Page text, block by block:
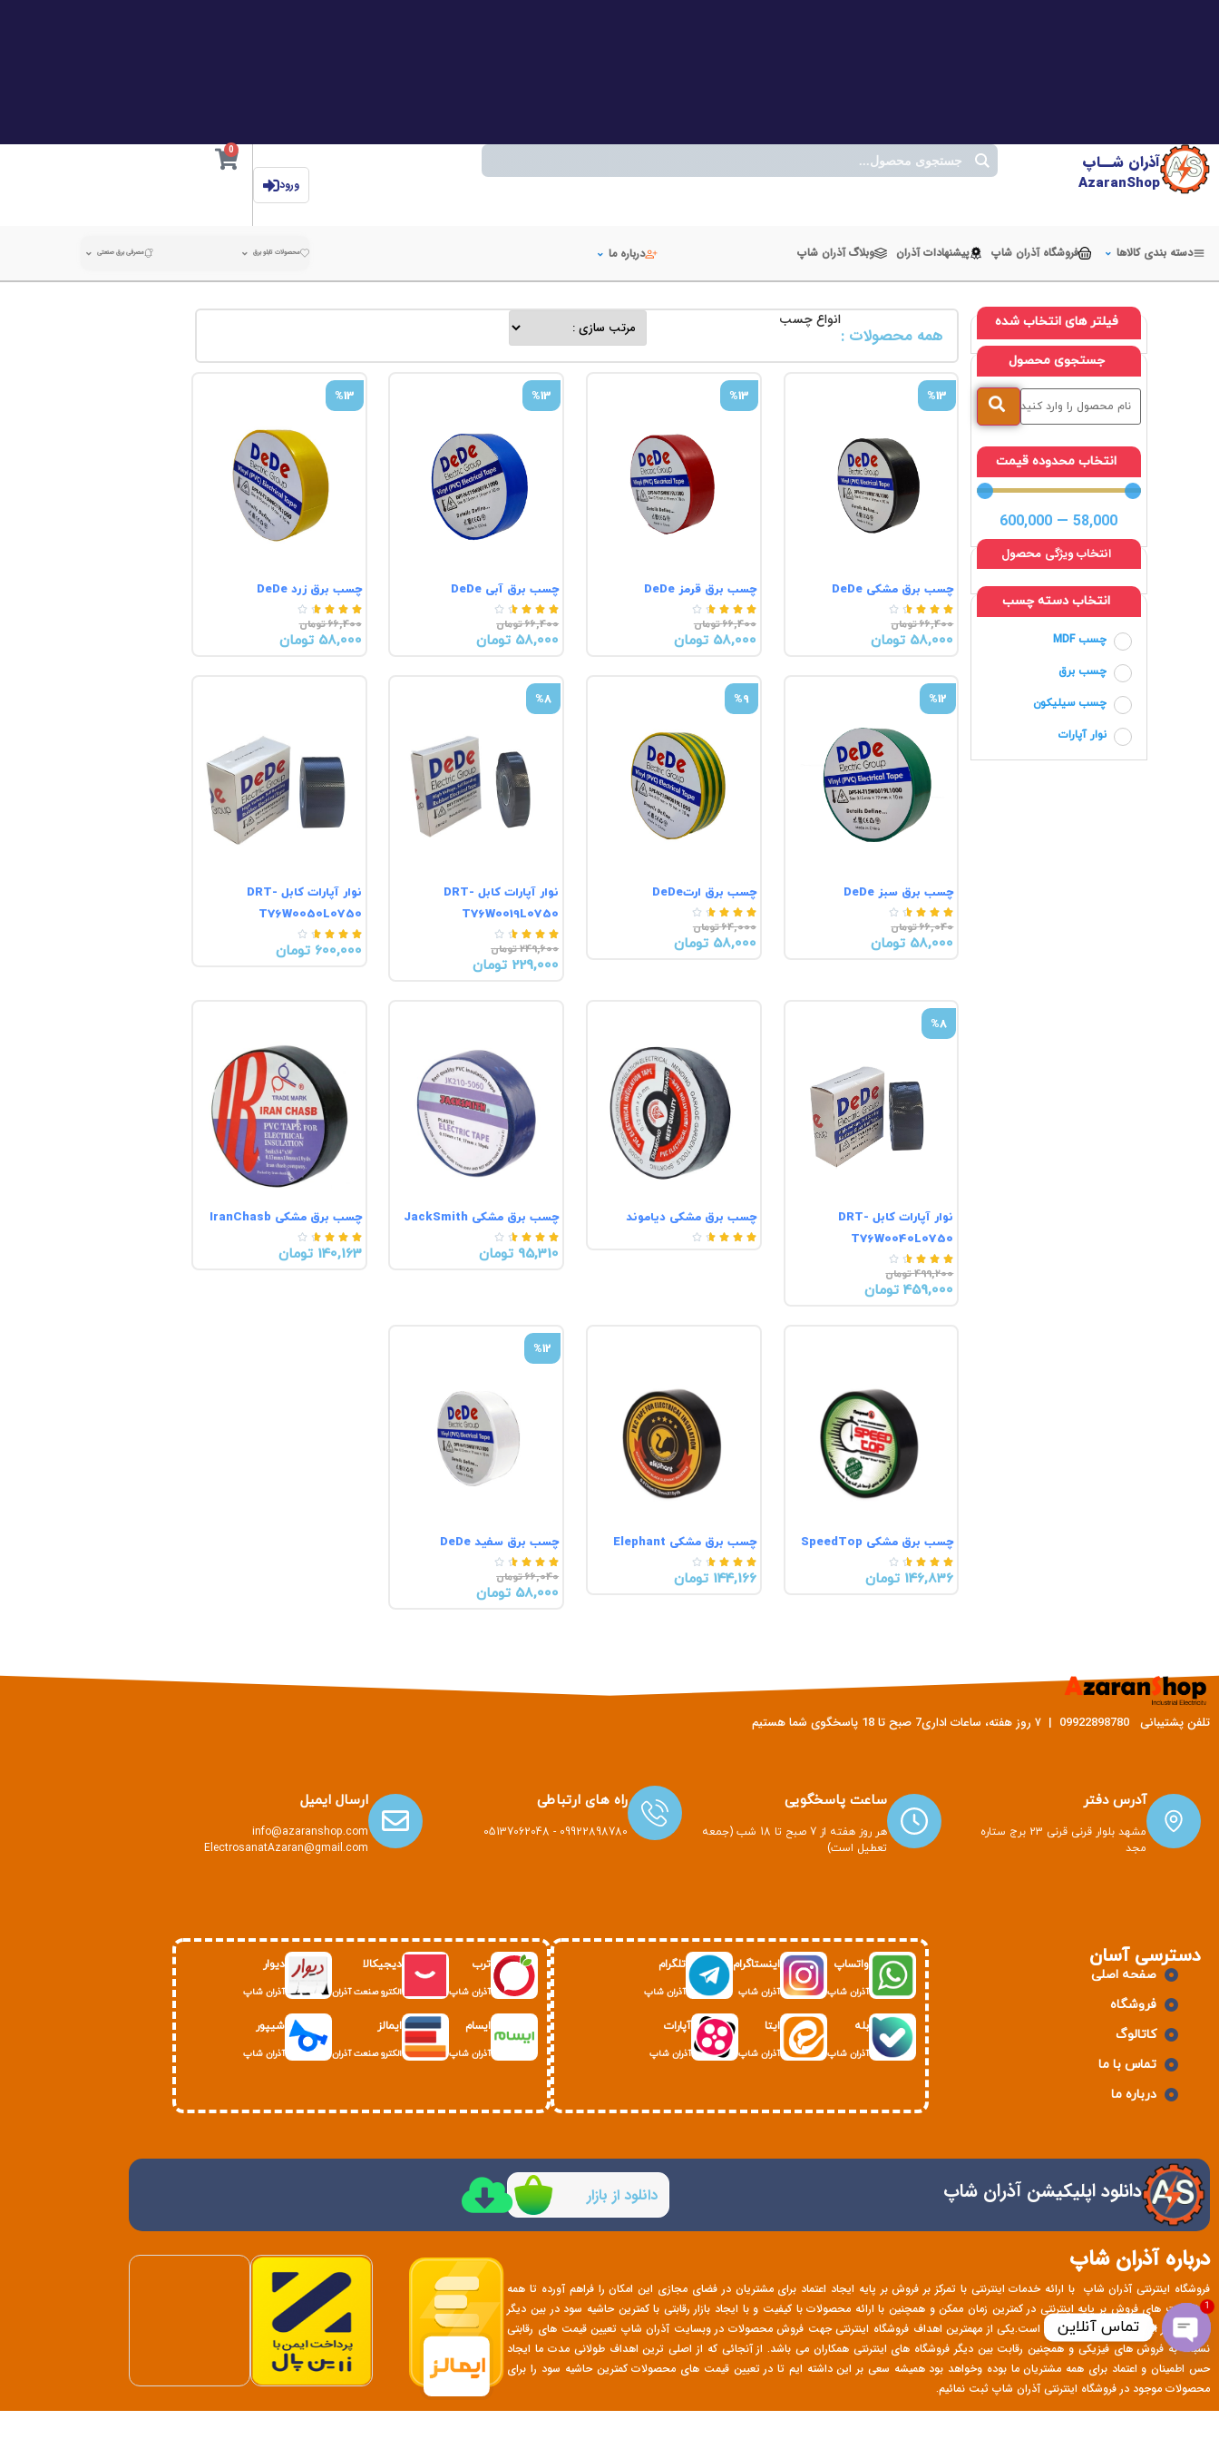
آذران شــاپ
AzaranShop ورود
0
دسته بندی کالاها فروشگاه آذران شاپ پیشنهادات آذران وبلاگ آذران شاپ درباره ما محصولات تابلو برق مصرفی برق صنعتی
فیلتر های انتخاب شده
جستجوی محصول
انتخاب محدوده قیمت
58,000
—
600,000
انتخاب ویژگی محصول
انتخاب دسته چسب
چسب MDF
چسب برق
چسب سیلیکون
نوار آپارات
همه محصولات :
انواع چسب
%13
چسب برق مشکی DeDe





66,400 تومان
58,000 تومان
%13
چسب برق قرمز DeDe





66,400 تومان
58,000 تومان
%13
چسب برق آبی DeDe





66,400 تومان
58,000 تومان
%13
چسب برق زرد DeDe





66,400 تومان
58,000 تومان
%12
چسب برق سبز DeDe





66,040 تومان
58,000 تومان
%9
چسب برق ارتDeDe





64,000 تومان
58,000 تومان
%8
نوار آپارات کابل DRT-
T76W0019L0750





249,600 تومان
229,000 تومان
نوار آپارات کابل DRT-
T76W0050L0750





600,000 تومان
%8
نوار آپارات کابل DRT-
T76W0040L0750





499,200 تومان
459,000 تومان
چسب برق مشکی دیاموند





چسب برق مشکی JackSmith





95,310 تومان
چسب برق مشکی IranChasb





140,163 تومان
چسب برق مشکی SpeedTop





146,836 تومان
چسب برق مشکی Elephant





144,166 تومان
%12
چسب برق سفید DeDe





66,040 تومان
58,000 تومان
تلفن پشتیبانی 09922898780 | ۷ روز هفته، ساعات اداری7 صبح تا 18 پاسخگوی شما هستیم
آدرس دفتر
مشهد بلوار قرنی قرنی 23 برج ستاره
مجد
ساعت پاسخگویی
هر روز هفته از 7 صبح تا 18 شب (جمعه
تعطیل است)
راه های ارتباطی
09922898780 - 05137062048
ارسال ایمیل
info@azaranshop.com
ElectrosanatAzaran@gmail.com
دسترسی آسان
صفحه اصلی
فروشگاه
کاتالوگ
تماس با ما
درباره ما
واتساپ
آذران شاپ
اینستاگرام
آذران شاپ
تلگرام
آذران شاپ
بله
آذران شاپ
ایتا
آذران شاپ
آپارات
آذران شاپ
ترب
آذران شاپ
دیجیکالا
الکترو صنعت آذران
دیوار
آذران شاپ
ایسام
آذران شاپ
ایمالز
الکترو صنعت آذران
شیپور
آذران شاپ
دانلود اپلیکیشن آذران شاپ دانلود از بازار
درباره آذران شاپ
فروشگاه اینترنتی آذران شاپ با ارائه خدمات اینترنتی با تمرکز بر فروش بر پایه ایجاد اعتماد برای مشتریان در فضای مجازی این امکان را فراهم آورده تا همه
درخواست های فروش بر پایه اینترنتی در کمترین زمان ممکن و همچنین با ارائه محصولات با کیفیت و با ایجاد بازار رقابتی با کمترین حاشیه سود در بین دیگر
همکاران در این حوزه پیش قدم بوده است.یکی از مهمترین اهداف فروشگاه اینترنتی جهت فروش محصولات در وبسایت آذران شاپ تعیین قیمت های رقابتی
نسبت به فروش های فیزیکی و همچنین رقابت بین دیگر فروشگاه های اینترنتی همکاران می باشد. از آنجائی که از اصلی ترین اهداف طولانی مدت ما ایجاد
حس اطمینان و اعتماد برای همه مشتریان ما بوده وخواهد بود همیشه سعی بر این داشته ایم تا در تعیین قیمت های محصولات کمترین حاشیه سود را برای
محصولات موجود در فروشگاه اینترنتی آذران شاپ ثبت نمائیم.
تماس آنلاین
Open chaty
1